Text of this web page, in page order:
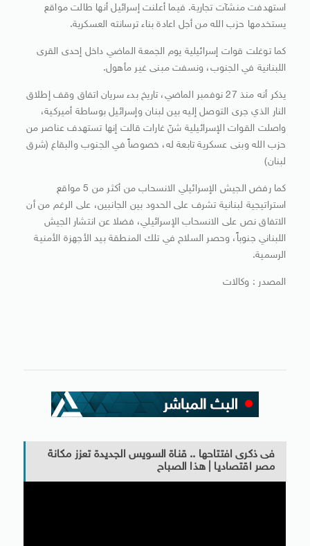
استهدفت منشآت تجارية. فيما أعلنت إسرائيل أنها طالت مواقع
يستخدمها حزب الله من أجل اعادة بناء ترسانته العسكرية.
كما توغلت قوات إسرائيلية يوم الجمعة الماضي داخل إحدى القرى
اللبنانية في الجنوب، ونسفت مبنى غير مأهول.
يذكر أنه منذ 27 نوفمبر الماضي، تاريخ بدء سريان اتفاق وقف إطلاق
النار الذي جرى التوصل إليه بين لبنان وإسرائيل بوساطة أميركية،
واصلت القوات الإسرائيلية شنّ غارات قالت إنها تستهدف عناصر من
حزب الله وبنى عسكرية تابعة له، خصوصاً في الجنوب والبقاع (شرق
لبنان)
كما رفض الجيش الإسرائيلي الانسحاب من أكثر من 5 مواقع
استراتيجية لبنانية تشرف على الحدود بين الجانبين، على الرغم من أن
الاتفاق نص على الانسحاب الإسرائيلي، فضلا عن انتشار الجيش
اللبناني جنوباً، وحصر السلاح في تلك المنطقة بيد الأجهزة الأمنية
الرسمية.
المصدر : وكالات
فى ذكرى افتتاحها .. قناة السويس الجديدة تعزز مكانة
مصر اقتصاديا | هذا الصباح